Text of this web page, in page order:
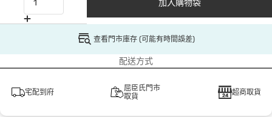
加入購物袋
查看門市庫存 (可能有時間誤差)
配送方式
宅配到府
屈臣氏門市
取貨
超商取貨